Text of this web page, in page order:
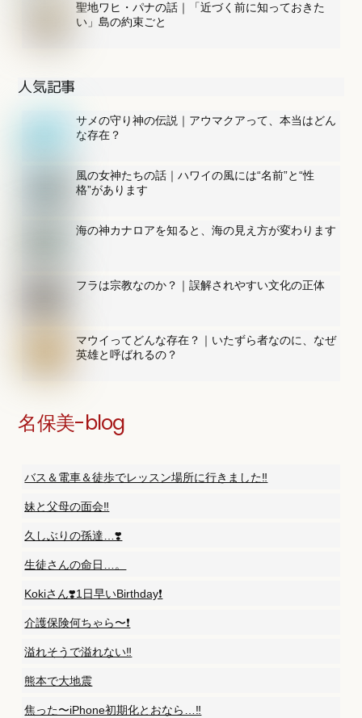
聖地ワヒ・パナの話｜「近づく前に知っておきた
い」島の約束ごと
人気記事
サメの守り神の伝説｜アウマクアって、本当はどん
な存在？
風の女神たちの話｜ハワイの風には“名前”と“性
格”があります
海の神カナロアを知ると、海の見え方が変わります
フラは宗教なのか？｜誤解されやすい文化の正体
マウイってどんな存在？｜いたずら者なのに、なぜ
英雄と呼ばれるの？
名保美-blog
バス＆電車＆徒歩でレッスン場所に行きました‼️
妹と父母の面会‼️
久しぶりの孫達…❣️
生徒さんの命日…。
Kokiさん❣️1日早いBirthday❗️
介護保険何ちゃら〜❗️
溢れそうで溢れない‼️
熊本で大地震
焦った〜iPhone初期化とおなら…‼️